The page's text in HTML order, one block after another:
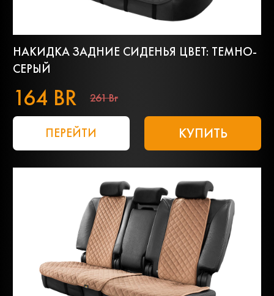
НАКИДКА ЗАДНИЕ СИДЕНЬЯ ЦВЕТ: ТЕМНО-
СЕРЫЙ
164 BR 261 Br
ПЕРЕЙТИ КУПИТЬ